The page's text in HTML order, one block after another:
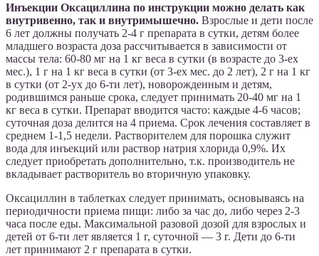
Инъекции Оксациллина по инструкции можно делать как
внутривенно, так и внутримышечно. Взрослые и дети после
6 лет должны получать 2-4 г препарата в сутки, детям более
младшего возраста доза рассчитывается в зависимости от
массы тела: 60-80 мг на 1 кг веса в сутки (в возрасте до 3-ех
мес.), 1 г на 1 кг веса в сутки (от 3-ех мес. до 2 лет), 2 г на 1 кг
в сутки (от 2-ух до 6-ти лет), новорожденным и детям,
родившимся раньше срока, следует принимать 20-40 мг на 1
кг веса в сутки. Препарат вводится часто: каждые 4-6 часов;
суточная доза делится на 4 приема. Срок лечения составляет в
среднем 1-1,5 недели. Растворителем для порошка служит
вода для инъекций или раствор натрия хлорида 0,9%. Их
следует приобретать дополнительно, т.к. производитель не
вкладывает растворитель во вторичную упаковку.
Оксациллин в таблетках следует принимать, основываясь на
периодичности приема пищи: либо за час до, либо через 2-3
часа после еды. Максимальной разовой дозой для взрослых и
детей от 6-ти лет является 1 г, суточной — 3 г. Дети до 6-ти
лет принимают 2 г препарата в сутки.